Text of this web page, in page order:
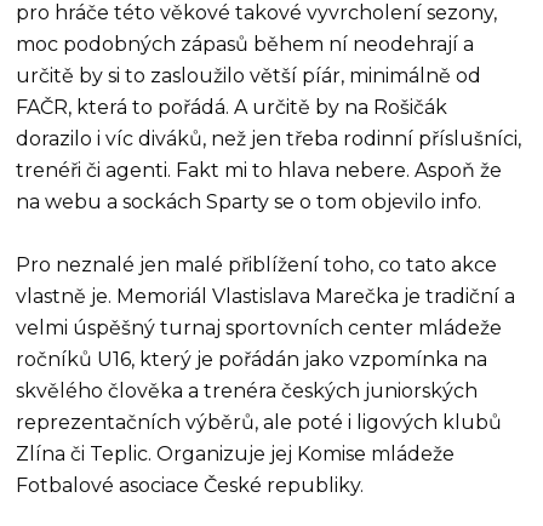
pro hráče této věkové takové vyvrcholení sezony,
moc podobných zápasů během ní neodehrají a
určitě by si to zasloužilo větší píár, minimálně od
FAČR, která to pořádá. A určitě by na Rošičák
dorazilo i víc diváků, než jen třeba rodinní příslušníci,
trenéři či agenti. Fakt mi to hlava nebere. Aspoň že
na webu a sockách Sparty se o tom objevilo info.
Pro neznalé jen malé přiblížení toho, co tato akce
vlastně je. Memoriál Vlastislava Marečka je tradiční a
velmi úspěšný turnaj sportovních center mládeže
ročníků U16, který je pořádán jako vzpomínka na
skvělého člověka a trenéra českých juniorských
reprezentačních výběrů, ale poté i ligových klubů
Zlína či Teplic. Organizuje jej Komise mládeže
Fotbalové asociace České republiky.